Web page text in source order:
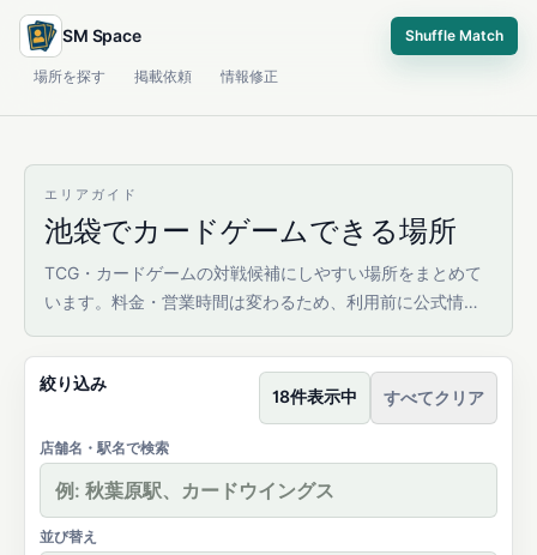
SM Space Shuffle Match
場所を探す 掲載依頼 情報修正
エリアガイド
池袋でカードゲームできる場所
TCG・カードゲームの対戦候補にしやすい場所をまとめて
います。料金・営業時間は変わるため、利用前に公式情報
絞り込み
18件表示中 すべてクリア
店舗名・駅名で検索
並び替え